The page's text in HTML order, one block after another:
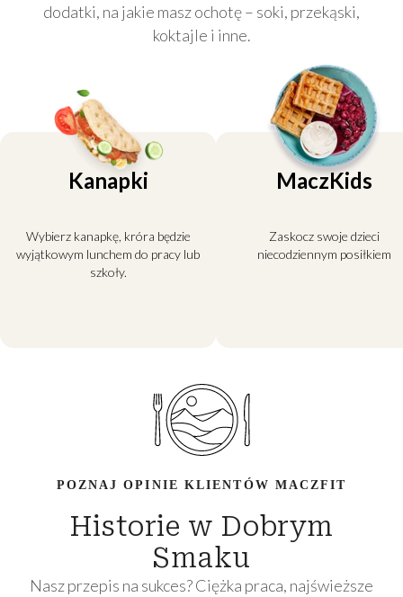
dodatki, na jakie masz ochotę – soki, przekąski,
koktajle i inne.
Kanapki
Wybierz kanapkę, króra będzie
wyjątkowym lunchem do pracy lub
szkoły.
MaczKids
Zaskocz swoje dzieci
niecodziennym posiłkiem
POZNAJ OPINIE KLIENTÓW MACZFIT
Historie w Dobrym
Smaku
Nasz przepis na sukces? Ciężka praca, najświeższe